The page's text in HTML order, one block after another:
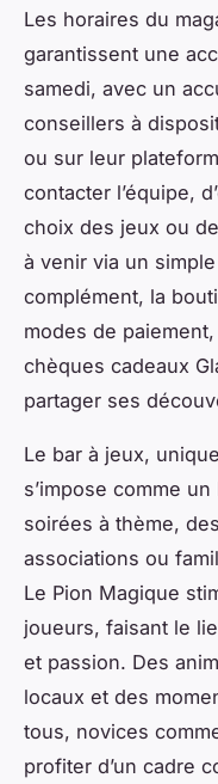
Les horaires du
garantissent une
samedi, avec un
conseillers à
ou sur leur
contacter l’équipe,
choix des jeux ou
à venir via un
complément, la
modes de
chèques cadeaux
partager ses
Le bar à jeux,
s’impose comme
soirées à thème,
associations ou
Le Pion Magique
joueurs, faisant le
et passion. Des
locaux et des
tous, novices
profiter d’un cadre